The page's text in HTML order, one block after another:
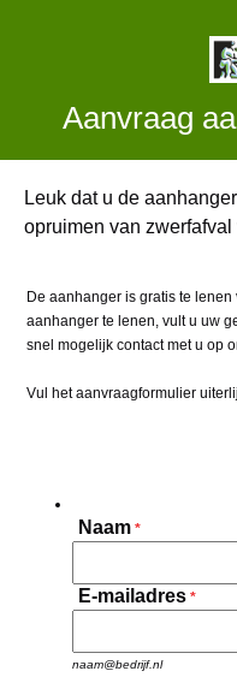
Aanvraag
Leuk dat u de
opruimen van zwerfafval
De aanhanger is gratis te
aanhanger te lenen, vult u uw
snel mogelijk contact met u op
Vul het aanvraagformulier
Naam *
E-mailadres *
naam@bedrijf.nl